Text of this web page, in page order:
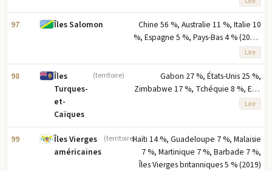
principaux partenaires à l'exportation
selon la part en pourcentage des
exportations
97 Îles Salomon
Chine 56 %, Australie 11 %, Italie 10
%, Espagne 5 %, Pays-Bas 4 % (2023)
note : cinq principaux partenaires à
l'exportation basés sur le
pourcentage des exportations
Lire
98
Îles
Turques-
et-
Caïques
(territoire)
Gabon 27 %, États-Unis 25 %,
Zimbabwe 17 %, Tchéquie 8 %, EAU
3 % (2023) note : cinq principaux
pourcentage des exportations
Lire
99
Îles Vierges
américaines
(territoire)Haïti 14 %, Guadeloupe 7 %, Malaisie
7 %, Martinique 7 %, Barbade 7 %,
Îles Vierges britanniques 5 % (2019)